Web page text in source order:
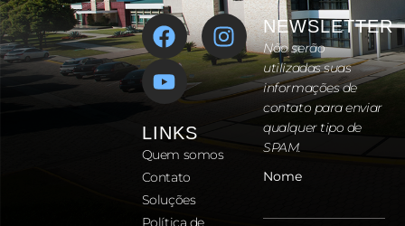
LINKS
Quem somos
Contato
Soluções
Política de
NEWSLETTER
Não serão
utilizadas suas
informações de
contato para enviar
qualquer tipo de
SPAM.
Nome